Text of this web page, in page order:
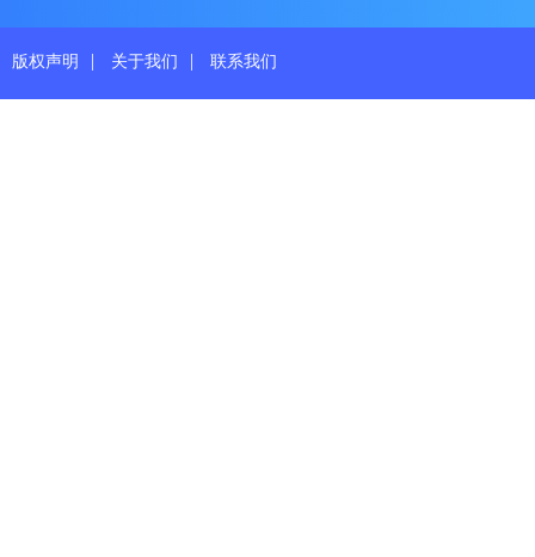
版权声明 | 关于我们 | 联系我们